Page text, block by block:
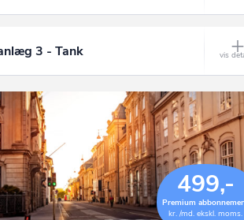
3 - Tank
499,-
Premium
kr. /md. ekskl. moms.